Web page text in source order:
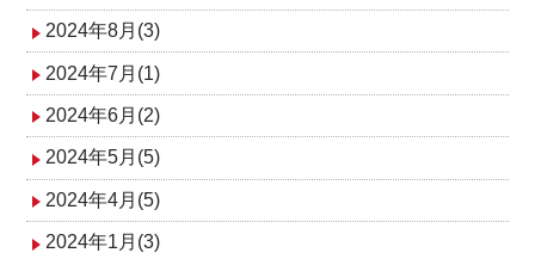
2024年8月(3)
2024年7月(1)
2024年6月(2)
2024年5月(5)
2024年4月(5)
2024年1月(3)